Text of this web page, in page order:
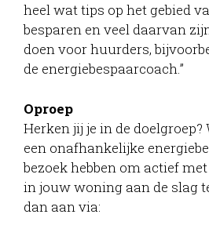
heel wat tips op het gebied
besparen en veel daarvan
doen voor huurders,
de energiebespaarcoach.”
Oproep
Herken jij je in de
een onafhankelijke
bezoek hebben om actief
in jouw woning aan de slag
dan aan via: